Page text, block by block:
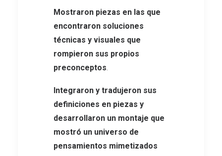
Mostraron piezas en las que
encontraron soluciones
técnicas y visuales que
rompieron sus propios
preconceptos.
Integraron y tradujeron sus
definiciones en piezas y
desarrollaron un montaje que
mostró un universo de
pensamientos mimetizados